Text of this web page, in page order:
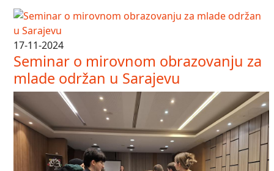
17-11-2024
Seminar o mirovnom obrazovanju za
mlade održan u Sarajevu